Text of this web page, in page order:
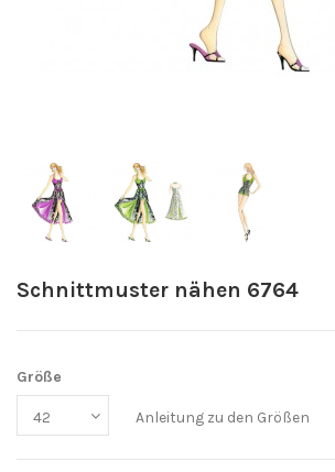
Schnittmuster nähen 6764
Größe
Anleitung zu den Größen